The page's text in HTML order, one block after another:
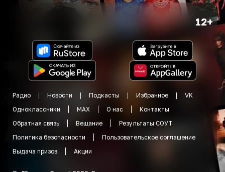
12+
Радио Новости Подкасты Избранное
VK
Одноклассники
MAX О нас
Контакты
Обратная связь
Вещание
Результаты СОУТ
Политика безопасности
Пользовательское соглашение
Выдача призов
Акции